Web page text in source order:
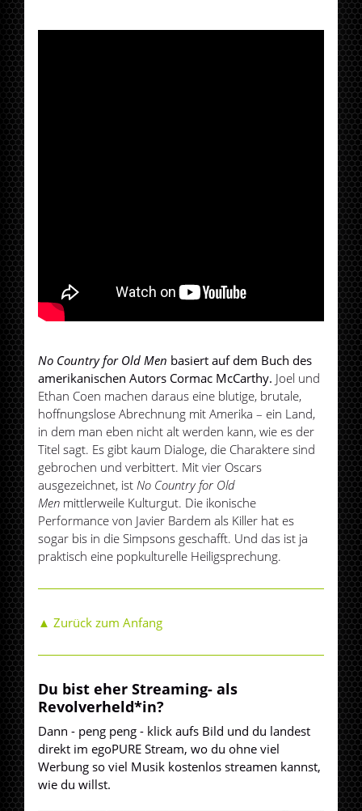
No Country for Old Men basiert auf dem Buch des
amerikanischen Autors Cormac McCarthy. Joel und
Ethan Coen machen daraus eine blutige, brutale,
hoffnungslose Abrechnung mit Amerika – ein Land,
in dem man eben nicht alt werden kann, wie es der
Titel sagt. Es gibt kaum Dialoge, die Charaktere sind
gebrochen und verbittert. Mit vier Oscars
ausgezeichnet, ist No Country for Old
Men mittlerweile Kulturgut. Die ikonische
Performance von Javier Bardem als Killer hat es
sogar bis in die Simpsons geschafft. Und das ist ja
praktisch eine popkulturelle Heiligsprechung.
▲ Zurück zum Anfang
Du bist eher Streaming- als
Revolverheld*in?
Dann - peng peng - klick aufs Bild und du landest
direkt im egoPURE Stream, wo du ohne viel
Werbung so viel Musik kostenlos streamen kannst,
wie du willst.